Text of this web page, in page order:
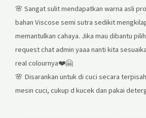
🌸 Sangat sulit mendapatkan warna asli
bahan Viscose semi sutra sedikit
memantulkan cahaya. Jika mau dibantu
request chat admin yaaa nanti kita
real colournya❤️🤗
🌸 Disarankan untuk di cuci secara
mesin cuci, cukup d kucek dan pakai